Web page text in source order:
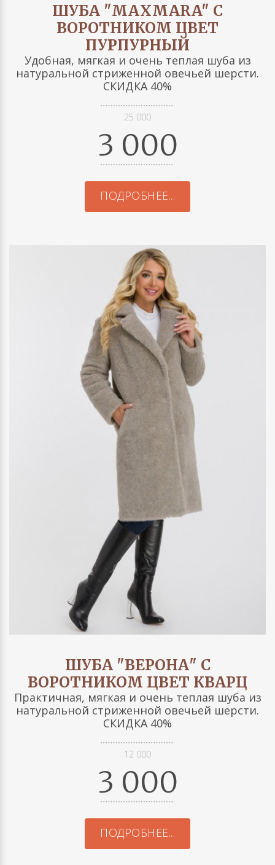
ШУБА "MAXMARA" С
ВОРОТНИКОМ ЦВЕТ
ПУРПУРНЫЙ
Удобная, мягкая и очень теплая шуба из
натуральной стриженной овечьей шерсти.
СКИДКА 40%
25 000
3 000
ПОДРОБНЕЕ...
ШУБА "ВЕРОНА" С
ВОРОТНИКОМ ЦВЕТ КВАРЦ
Практичная, мягкая и очень теплая шуба из
натуральной стриженной овечьей шерсти.
СКИДКА 40%
12 000
3 000
ПОДРОБНЕЕ...